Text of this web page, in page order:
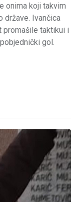
onima koji takvim
države. Ivančica
promašile taktikui i
gol.